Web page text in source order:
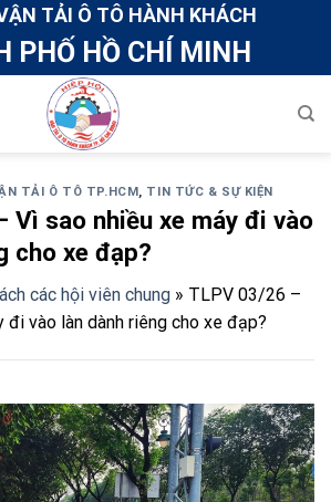
TẢI Ô TÔ HÀNH KHÁCH
PHỐ HỒ CHÍ MINH
TẢI Ô TÔ TP.HCM, TIN TỨC & SỰ KIỆN
Vì sao nhiều xe máy đi vào
cho xe đạp?
các hội viên chung » TLPV 03/26 –
đi vào làn dành riêng cho xe đạp?